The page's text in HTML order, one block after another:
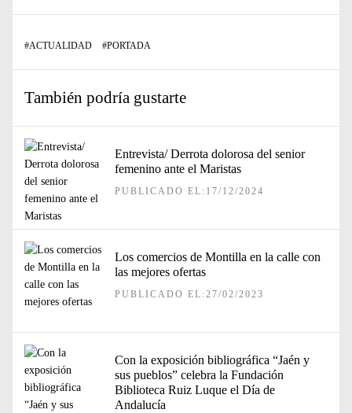
#ACTUALIDAD #PORTADA
También podría gustarte
Entrevista/ Derrota dolorosa del senior
femenino ante el Maristas
PUBLICADO EL:17/12/2024
Los comercios de Montilla en la calle con
las mejores ofertas
PUBLICADO EL:27/02/2023
Con la exposición bibliográfica “Jaén y
sus pueblos” celebra la Fundación
Biblioteca Ruiz Luque el Día de
Andalucía